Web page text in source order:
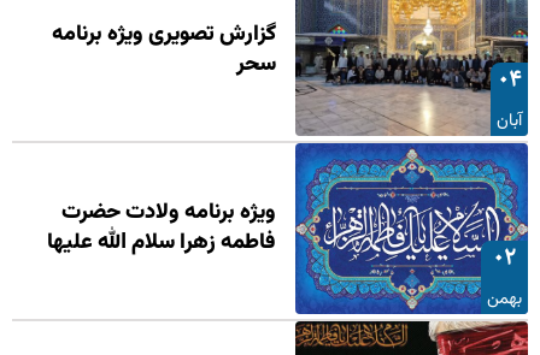
۰۴
آبان
گزارش تصویری ویژه برنامه
سحر
۰۲
بهمن
ویژه برنامه ولادت حضرت
فاطمه زهرا سلام الله علیها